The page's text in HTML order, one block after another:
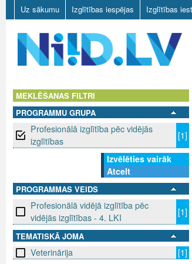
Uz sākumu Izglītības iespējas Izglītības
D
L
MEKLĒŠANAS FILTRI
PROGRAMMU GRUPA
Profesionālā izglītība pēc vidējās
izglītības
[1]
Izvēlēties vairāk
Atcelt
PROGRAMMAS VEIDS
Profesionālā vidējā izglītība pēc
vidējās izglītības - 4. LKI
[1]
TEMATISKĀ JOMA
Veterinārija [1]